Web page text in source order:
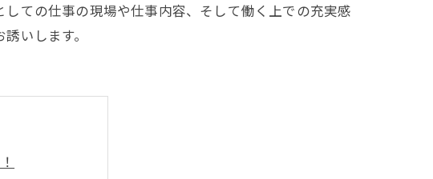
ての仕事の現場や仕事内容、そして働く上での充実感
いします。